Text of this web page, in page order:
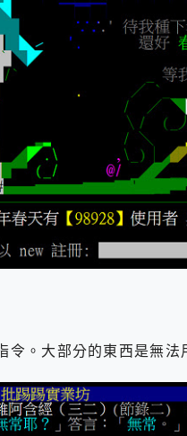
。大部分的東西是無法